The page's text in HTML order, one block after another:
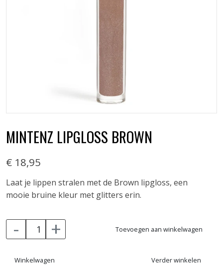
MINTENZ LIPGLOSS BROWN
€ 18,95
Laat je lippen stralen met de Brown lipgloss, een
mooie bruine kleur met glitters erin.
- + Toevoegen aan winkelwagen
Winkelwagen Verder winkelen